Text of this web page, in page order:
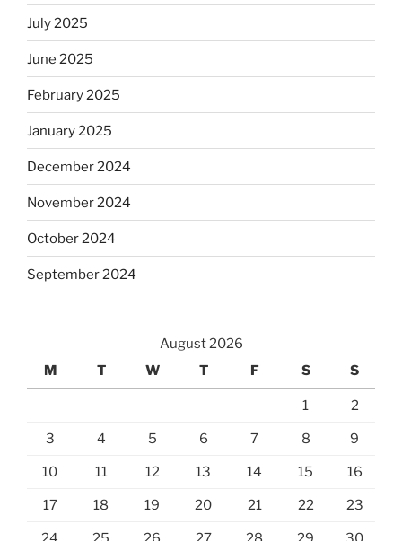
July 2025
June 2025
February 2025
January 2025
December 2024
November 2024
October 2024
September 2024
August 2026
M
T W T F S S
1 2
3 4 5 6 7 8 9
10 11 12 13 14 15 16
17 18 19 20 21 22 23